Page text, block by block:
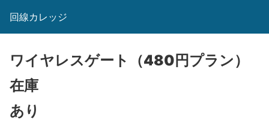
回線カレッジ
ワイヤレスゲート（480円プラン）
在庫
あり